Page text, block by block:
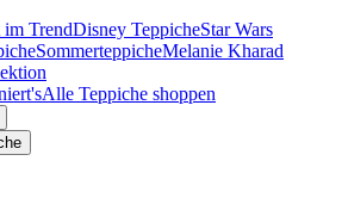
im TrendDisney TeppicheStar Wars
SommerteppicheMelanie Kharad
Alle Teppiche shoppen